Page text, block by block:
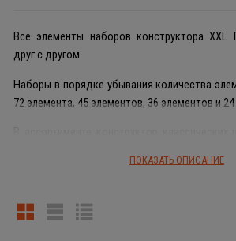
Все элементы наборов конструктора XXL
друг с другом.
Наборы в порядке убывания количества
72 элемента, 45 элементов, 36 элементов и
ПОКАЗАТЬ ОПИСАНИЕ